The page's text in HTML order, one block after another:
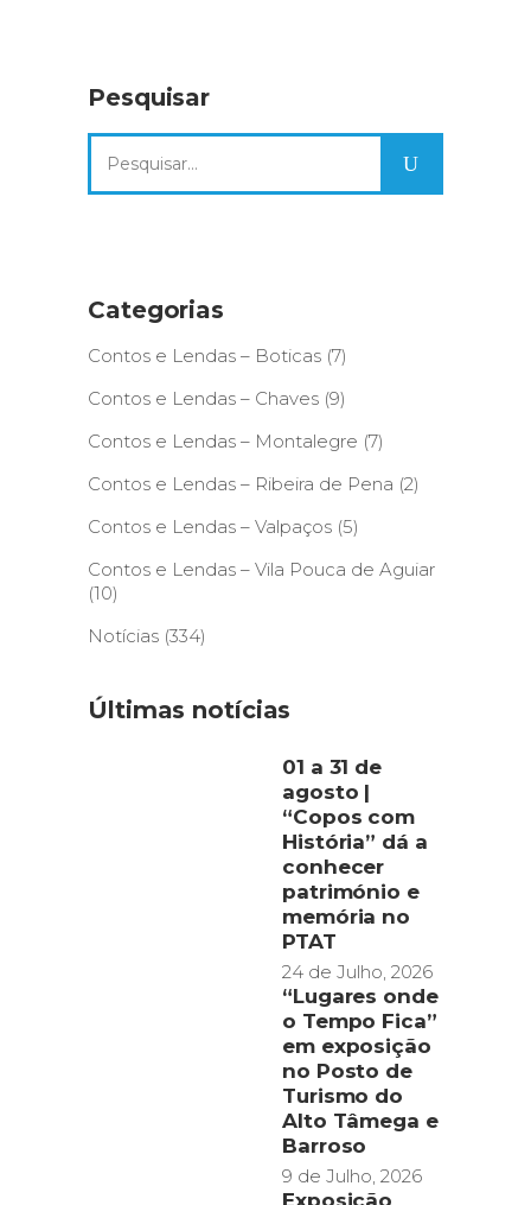
Pesquisar
for:
Categorias
Contos e Lendas – Boticas (7)
Contos e Lendas – Chaves (9)
Contos e Lendas – Montalegre (7)
Contos e Lendas – Ribeira de Pena (2)
Contos e Lendas – Valpaços (5)
Contos e Lendas – Vila Pouca de Aguiar
(10)
Notícias (334)
Últimas notícias
01 a 31 de
agosto |
“Copos com
História” dá a
conhecer
património e
memória no
PTAT
24 de Julho, 2026
“Lugares onde
o Tempo Fica”
em exposição
no Posto de
Turismo do
Alto Tâmega e
Barroso
9 de Julho, 2026
Exposição